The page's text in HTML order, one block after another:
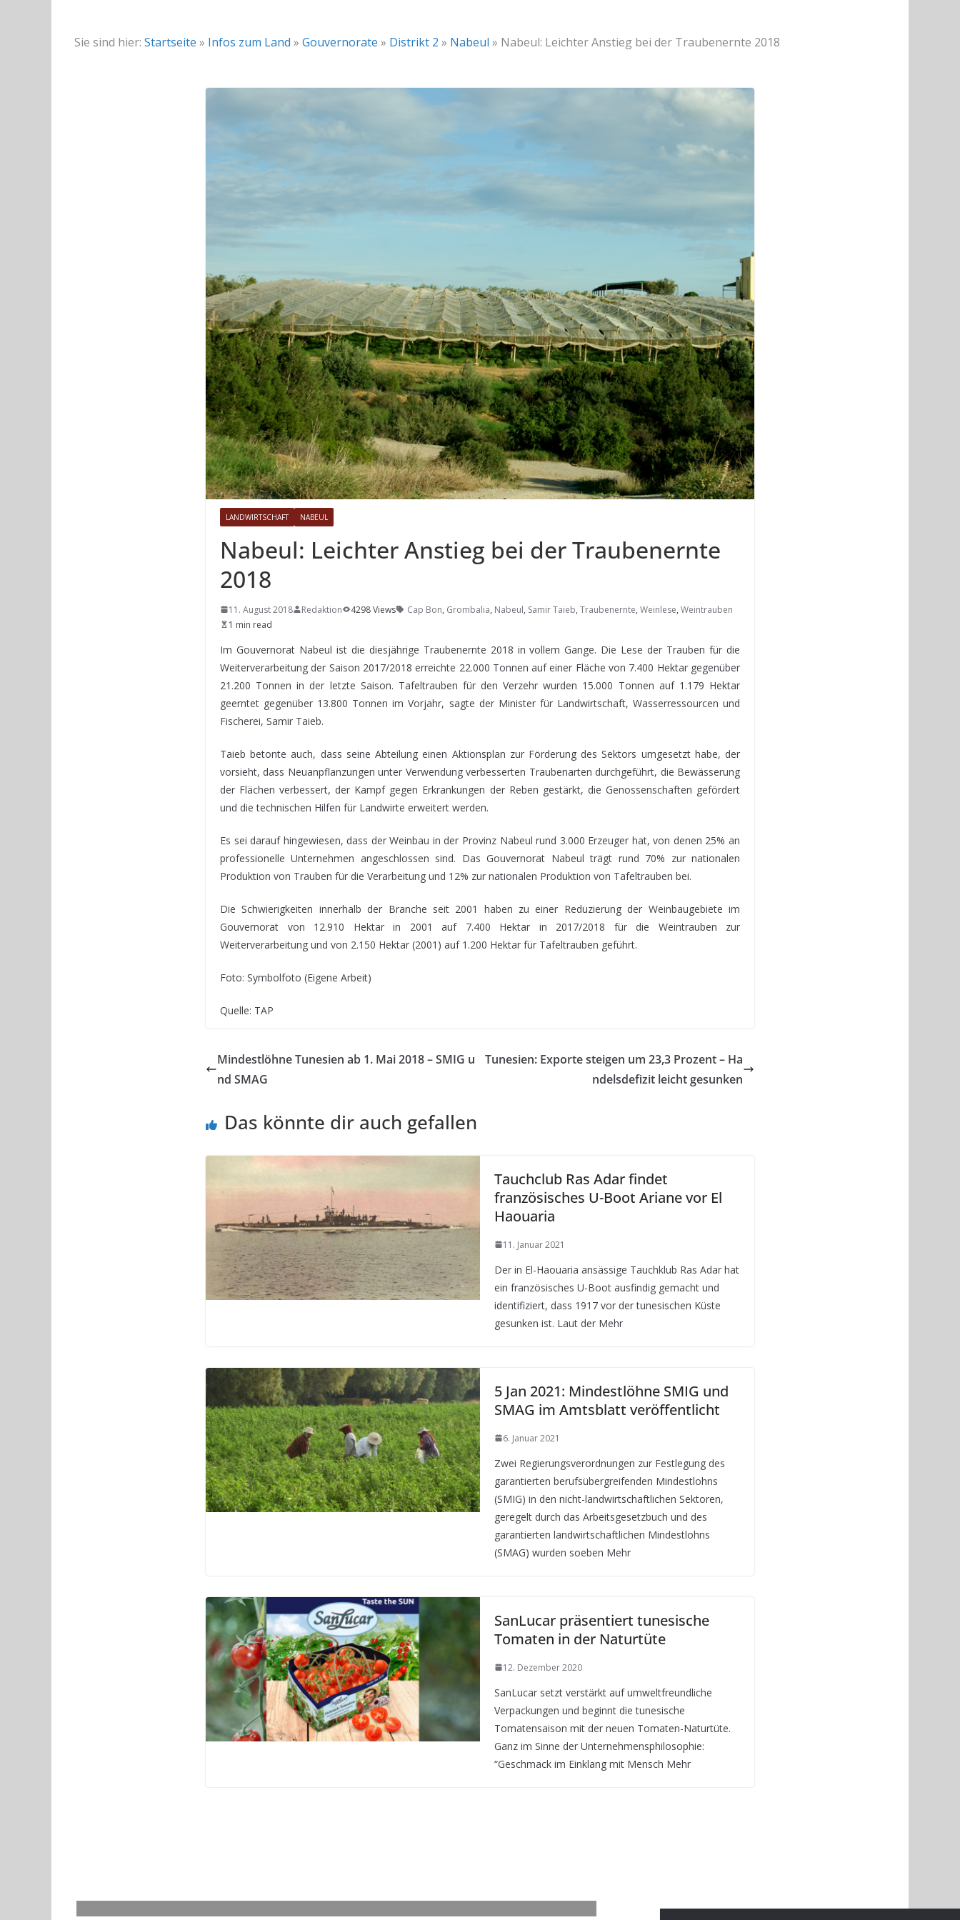
Sie sind hier: Startseite » Infos zum Land » Gouvernorate » Distrikt 2 » Nabeul » Nabeul: Leichter Anstieg bei der Traubenernte 2018
LANDWIRTSCHAFT NABEUL
Nabeul: Leichter Anstieg bei der Traubenernte
2018
11. August 2018 Redaktion 4298 Views Cap Bon, Grombalia, Nabeul, Samir Taieb, Traubenernte, Weinlese, Weintrauben
1 min read
Im Gouvernorat Nabeul ist die diesjährige Traubenernte 2018 in vollem Gange. Die Lese der Trauben für die
Weiterverarbeitung der Saison 2017/2018 erreichte 22.000 Tonnen auf einer Fläche von 7.400 Hektar gegenüber
21.200 Tonnen in der letzte Saison. Tafeltrauben für den Verzehr wurden 15.000 Tonnen auf 1.179 Hektar
geerntet gegenüber 13.800 Tonnen im Vorjahr, sagte der Minister für Landwirtschaft, Wasserressourcen und
Fischerei, Samir Taieb.
Taieb betonte auch, dass seine Abteilung einen Aktionsplan zur Förderung des Sektors umgesetzt habe, der
vorsieht, dass Neuanpflanzungen unter Verwendung verbesserten Traubenarten durchgeführt, die Bewässerung
der Flächen verbessert, der Kampf gegen Erkrankungen der Reben gestärkt, die Genossenschaften gefördert
und die technischen Hilfen für Landwirte erweitert werden.
Es sei darauf hingewiesen, dass der Weinbau in der Provinz Nabeul rund 3.000 Erzeuger hat, von denen 25% an
professionelle Unternehmen angeschlossen sind. Das Gouvernorat Nabeul trägt rund 70% zur nationalen
Produktion von Trauben für die Verarbeitung und 12% zur nationalen Produktion von Tafeltrauben bei.
Die Schwierigkeiten innerhalb der Branche seit 2001 haben zu einer Reduzierung der Weinbaugebiete im
Gouvernorat von 12.910 Hektar in 2001 auf 7.400 Hektar in 2017/2018 für die Weintrauben zur
Weiterverarbeitung und von 2.150 Hektar (2001) auf 1.200 Hektar für Tafeltrauben geführt.
Foto: Symbolfoto (Eigene Arbeit)
Quelle: TAP
Mindestlöhne Tunesien ab 1. Mai 2018 – SMIG u
nd SMAG
Tunesien: Exporte steigen um 23,3 Prozent – Ha
ndelsdefizit leicht gesunken
Das könnte dir auch gefallen
Tauchclub Ras Adar findet
französisches U-Boot Ariane vor El
Haouaria
11. Januar 2021
Der in El-Haouaria ansässige Tauchklub Ras Adar hat
ein französisches U-Boot ausfindig gemacht und
identifiziert, dass 1917 vor der tunesischen Küste
gesunken ist. Laut der Mehr
5 Jan 2021: Mindestlöhne SMIG und
SMAG im Amtsblatt veröffentlicht
6. Januar 2021
Zwei Regierungsverordnungen zur Festlegung des
garantierten berufsübergreifenden Mindestlohns
(SMIG) in den nicht-landwirtschaftlichen Sektoren,
geregelt durch das Arbeitsgesetzbuch und des
garantierten landwirtschaftlichen Mindestlohns
(SMAG) wurden soeben Mehr
SanLucar präsentiert tunesische
Tomaten in der Naturtüte
12. Dezember 2020
SanLucar setzt verstärkt auf umweltfreundliche
Verpackungen und beginnt die tunesische
Tomatensaison mit der neuen Tomaten-Naturtüte.
Ganz im Sinne der Unternehmensphilosophie:
“Geschmack im Einklang mit Mensch Mehr